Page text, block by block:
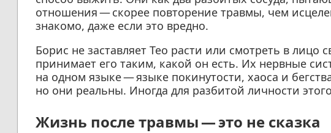
отношения — скорее повторение травмы, чем
знакомо, даже если это вредно.
Борис не заставляет Тео расти или смотреть в лицо
принимает его таким, какой он есть. Их нервные
на одном языке — языке покинутости, хаоса и
но они реальны. Иногда для разбитой личности
Жизнь после травмы — это не сказка